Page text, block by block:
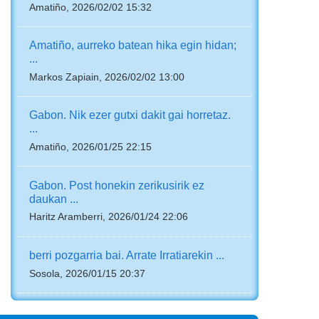
Amatiño, 2026/02/02 15:32
Amatiño, aurreko batean hika egin hidan;
...
Markos Zapiain, 2026/02/02 13:00
Gabon. Nik ezer gutxi dakit gai horretaz.
...
Amatiño, 2026/01/25 22:15
Gabon. Post honekin zerikusirik ez
daukan ...
Haritz Aramberri, 2026/01/24 22:06
berri pozgarria bai. Arrate Irratiarekin ...
Sosola, 2026/01/15 20:37